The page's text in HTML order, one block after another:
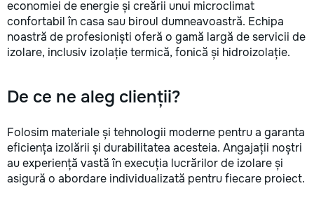
economiei de energie și creării unui microclimat
confortabil în casa sau biroul dumneavoastră. Echipa
noastră de profesioniști oferă o gamă largă de servicii de
izolare, inclusiv izolație termică, fonică și hidroizolație.
De ce ne aleg clienții?
Folosim materiale și tehnologii moderne pentru a garanta
eficiența izolării și durabilitatea acesteia. Angajații noștri
au experiență vastă în execuția lucrărilor de izolare și
asigură o abordare individualizată pentru fiecare proiect.